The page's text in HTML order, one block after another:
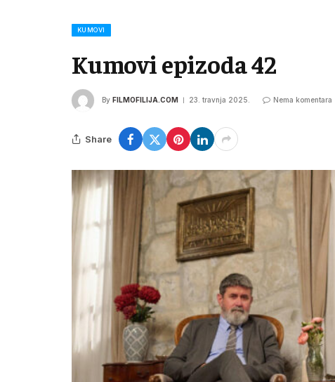
KUMOVI
Kumovi epizoda 42
By FILMOFILIJA.COM 23. travnja 2025. Nema komentara
Share